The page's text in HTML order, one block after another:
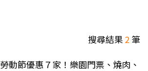
搜尋結果2筆
勞動節優惠７家！樂園門票、燒肉、